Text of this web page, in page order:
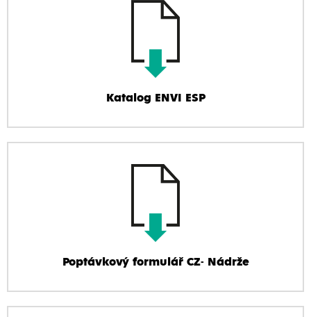
Katalog ENVI ESP
Poptávkový formulář CZ- Nádrže